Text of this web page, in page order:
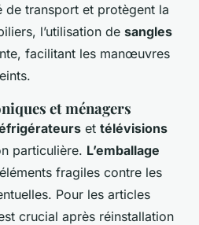
de transport et protègent la
l’utilisation de sangles
facilitant les manœuvres
et ménagers
et télévisions
particulière. L’emballage
fragiles contre les
Pour les articles
crucial après réinstallation